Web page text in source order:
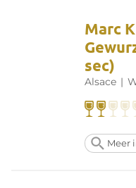
Marc
sec)
Alsace |
Meer